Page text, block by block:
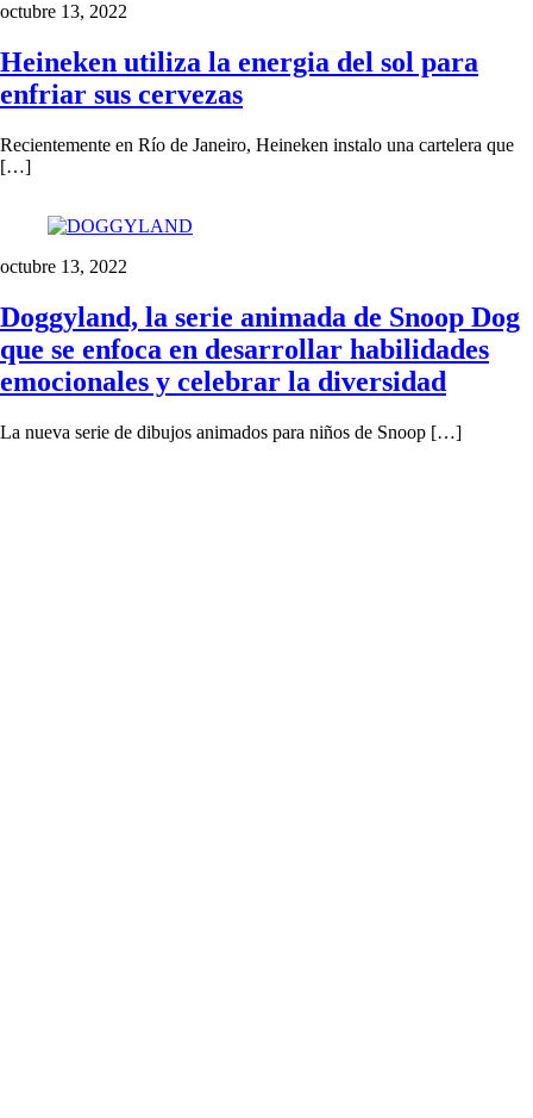
octubre 13, 2022
Heineken utiliza la energia del sol para
enfriar sus cervezas
Recientemente en Río de Janeiro, Heineken instalo una cartelera que
[…]
octubre 13, 2022
Doggyland, la serie animada de Snoop Dog
que se enfoca en desarrollar habilidades
emocionales y celebrar la diversidad
La nueva serie de dibujos animados para niños de Snoop […]